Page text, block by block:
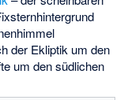
der Ekliptik um den
um den südlichen